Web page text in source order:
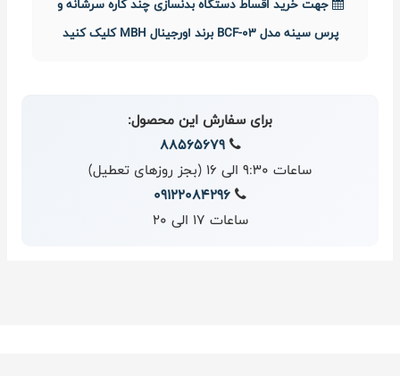
جهت خرید اقساط دستگاه بدنسازی چند کاره سرشانه و
پرس سینه مدل BCF-03 برند اورجینال MBH کلیک کنید
برای سفارش این محصول:
88565679
ساعات 9:30 الی 16 (بجز روزهای تعطیل)
09122084296
ساعات 17 الی 20